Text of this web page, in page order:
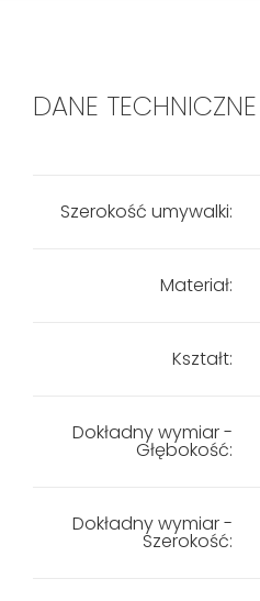
DANE TECHNICZNE
Szerokość umywalki:
Materiał:
Kształt:
Dokładny wymiar -
Głębokość:
Dokładny wymiar -
Szerokość: